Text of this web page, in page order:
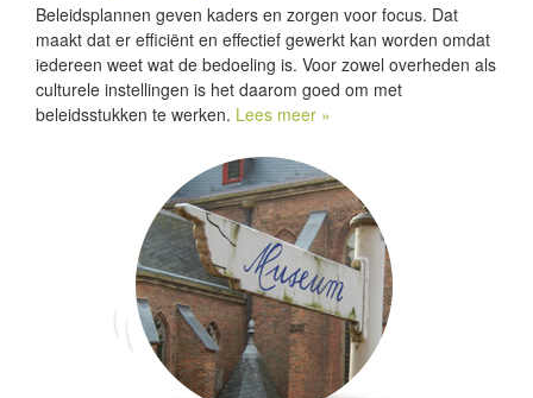
Beleidsplannen geven kaders en zorgen voor focus. Dat
maakt dat er efficiënt en effectief gewerkt kan worden omdat
iedereen weet wat de bedoeling is. Voor zowel overheden als
culturele instellingen is het daarom goed om met
beleidsstukken te werken. Lees meer »